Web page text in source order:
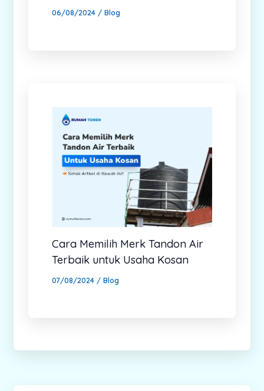
06/08/2024 / Blog
Cara Memilih Merk Tandon Air
Terbaik untuk Usaha Kosan
07/08/2024 / Blog